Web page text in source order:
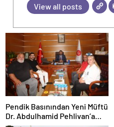
View all posts
Pendik Basınından Yeni Müftü
Dr. Abdulhamid Pehlivan’a